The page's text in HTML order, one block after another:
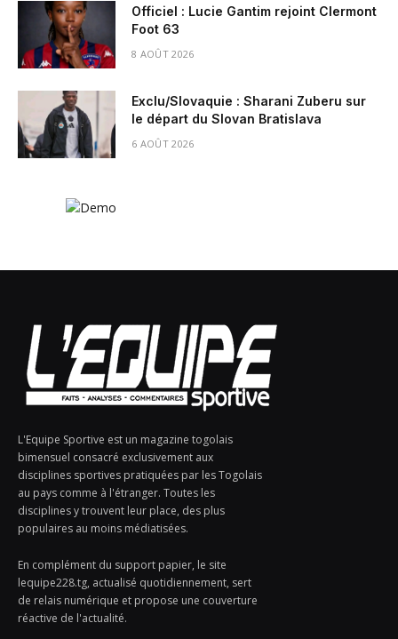
Officiel : Lucie Gantim rejoint Clermont
Foot 63
8 AOÛT 2026
Exclu/Slovaquie : Sharani Zuberu sur
le départ du Slovan Bratislava
6 AOÛT 2026
L'Equipe Sportive est un magazine togolais
bimensuel consacré exclusivement aux
disciplines sportives pratiquées par les Togolais
au pays comme à l'étranger. Toutes les
disciplines y trouvent leur place, des plus
populaires au moins médiatisées.
En complément du support papier, le site
lequipe228.tg, actualisé quotidiennement, sert
de relais numérique et propose une couverture
réactive de l'actualité.